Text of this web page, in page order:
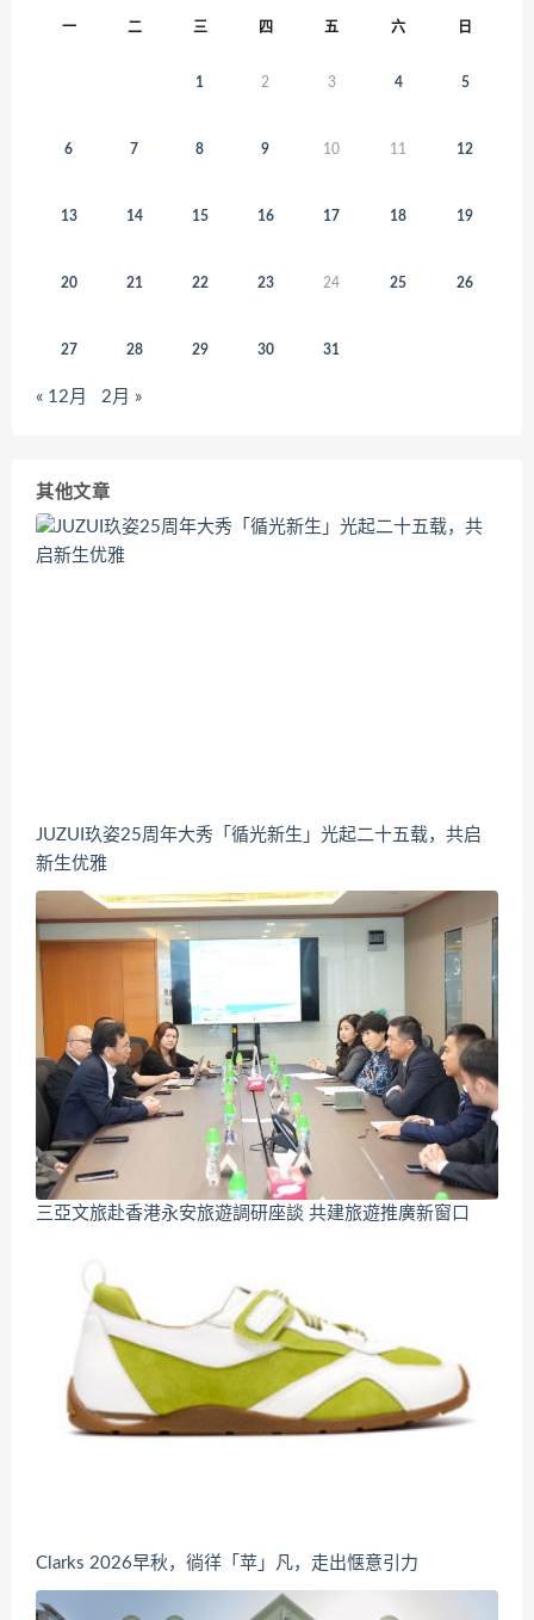
一 二 三 四 五 六 日
1 2 3 4 5
6 7 8 9 10 11 12
13 14 15 16 17 18 19
20 21 22 23 24 25 26
27 28 29 30 31
« 12月 2月 »
其他文章
JUZUI玖姿25周年大秀「循光新生」光起二十五载，共启
新生优雅
三亞文旅赴香港永安旅遊調研座談 共建旅遊推廣新窗口
Clarks 2026早秋，徜徉「苹」凡，走出惬意引力